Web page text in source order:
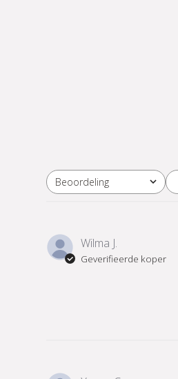
Beoordeling
Alle beoordelingen
Wilma J.
Geverifieerde koper